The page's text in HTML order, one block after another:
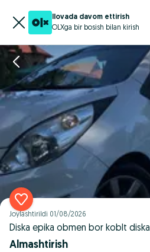
Ilovada davom ettirish
OLXga bir bosish bilan kirish
Joylashtirildi 01/08/2026
Diska epika obmen bor koblt diska
Almashtirish